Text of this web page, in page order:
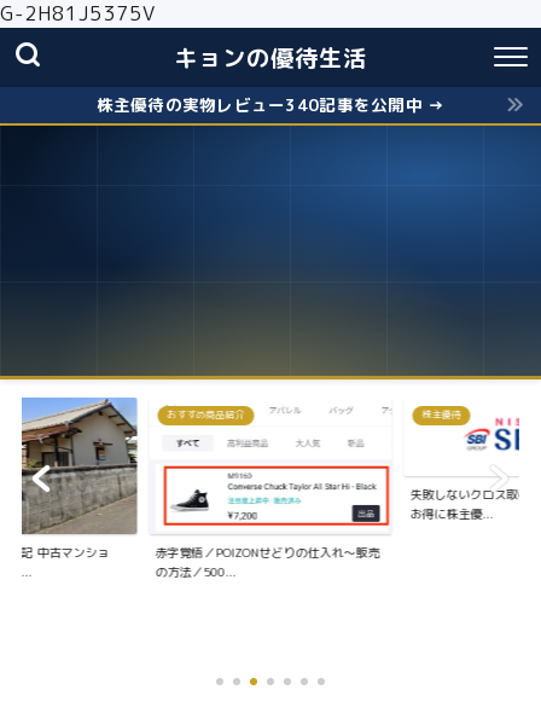
G-2H81J5375V
キョンの優待生活
株主優待の実物レビュー340記事を公開中 →
日記 中古マンショ
く...
おすすめ商品紹介
赤字覚悟／POIZONせどりの仕入れ〜販売
の方法／500...
株主優待
失敗しないクロス取引
お得に株主優...